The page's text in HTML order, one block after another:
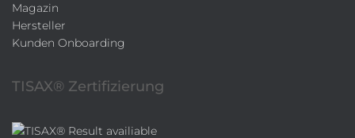
Magazin
Hersteller
Kunden Onboarding
TISAX® Zertifizierung